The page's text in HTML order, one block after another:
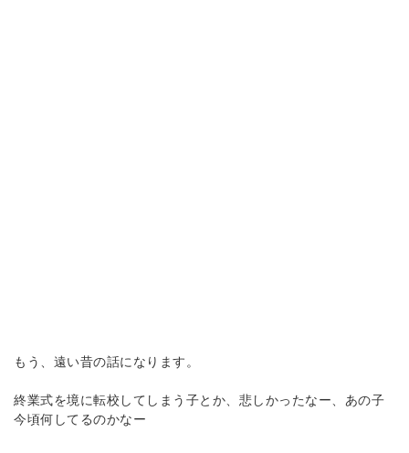
もう、遠い昔の話になります。
終業式を境に転校してしまう子とか、悲しかったなー、あの子
今頃何してるのかなー